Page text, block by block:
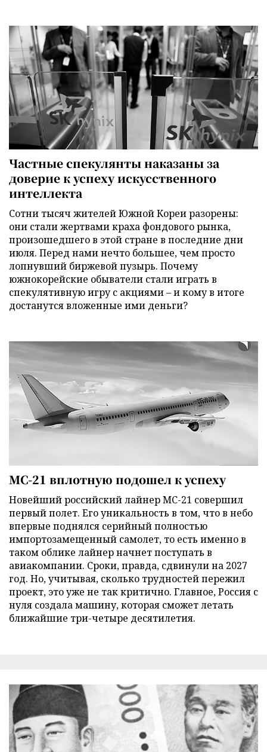
Частные спекулянты наказаны за
доверие к успеху искусственного
интеллекта
Сотни тысяч жителей Южной Кореи разорены:
они стали жертвами краха фондового рынка,
произошедшего в этой стране в последние дни
июля. Перед нами нечто большее, чем просто
лопнувший биржевой пузырь. Почему
южнокорейские обыватели стали играть в
спекулятивную игру с акциями – и кому в итоге
достанутся вложенные ими деньги?
МС-21 вплотную подошел к успеху
Новейший российский лайнер МС-21 совершил
первый полет. Его уникальность в том, что в небо
впервые поднялся серийный полностью
импортозамещенный самолет, то есть именно в
таком облике лайнер начнет поступать в
авиакомпании. Сроки, правда, сдвинули на 2027
год. Но, учитывая, сколько трудностей пережил
проект, это уже не так критично. Главное, Россия с
нуля создала машину, которая сможет летать
ближайшие три-четыре десятилетия.